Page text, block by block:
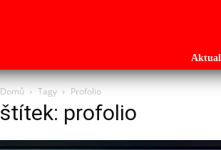
Domů Tagy Profolio
štítek: profolio